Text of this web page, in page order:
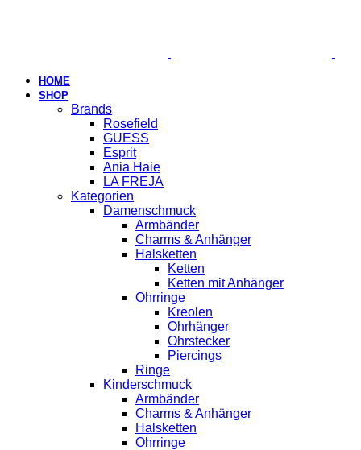
HOME
SHOP
Brands
Rosefield
GUESS
Esprit
Ania Haie
LA FREJA
Kategorien
Damenschmuck
Armbänder
Charms & Anhänger
Halsketten
Ketten
Ketten mit Anhänger
Ohrringe
Kreolen
Ohrhänger
Ohrstecker
Piercings
Ringe
Kinderschmuck
Armbänder
Charms & Anhänger
Halsketten
Ohrringe